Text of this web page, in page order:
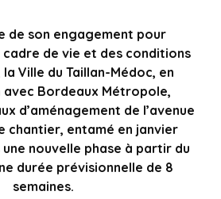
de son engagement pour
cadre de vie et des conditions
Ville du Taillan-Médoc, en
Bordeaux Métropole,
d’aménagement de l’avenue
chantier, entamé en janvier
nouvelle phase à partir du
durée prévisionnelle de 8
semaines.